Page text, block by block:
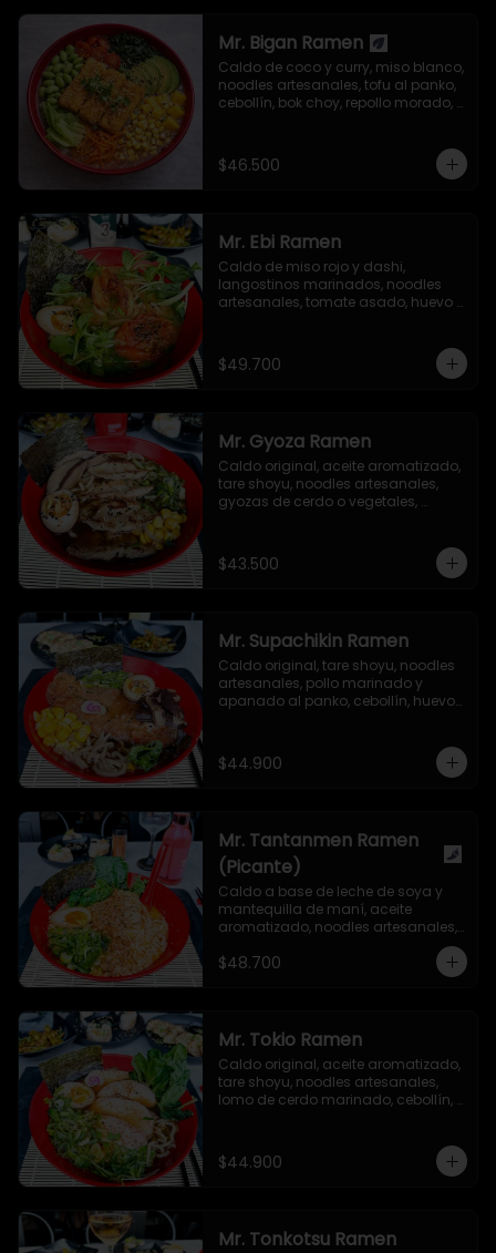
Mr. Bigan Ramen
Caldo de coco y curry, miso blanco,
noodles artesanales, tofu al panko,
cebollín, bok choy, repollo morado,
$46.500
Mr. Ebi Ramen
Caldo de miso rojo y dashi,
langostinos marinados, noodles
artesanales, tomate asado, huevo
mostaza, semillas de ajonjolí y
alga nori.
$49.700
Mr. Gyoza Ramen
Caldo original, aceite aromatizado,
tare shoyu, noodles artesanales,
gyozas de cerdo o vegetales,
ajonjolí y alga nori.
$43.500
Mr. Supachikin Ramen
Caldo original, tare shoyu, noodles
artesanales, pollo marinado y
apanado al panko, cebollín, huevo
de ajonjolí y alga nori.
$44.900
Mr. Tantanmen Ramen
(Picante)
Caldo a base de leche de soya y
mantequilla de maní, aceite
aromatizado, noodles artesanales,
carne de cerdo molida marinada
en salsa secreta, cebollín, bok choy,
huevo nitamago, aceite de ajonjolí
$48.700
Mr. Tokio Ramen
Caldo original, aceite aromatizado,
tare shoyu, noodles artesanales,
lomo de cerdo marinado, cebollín,
alga nori
$44.900
Mr. Tonkotsu Ramen